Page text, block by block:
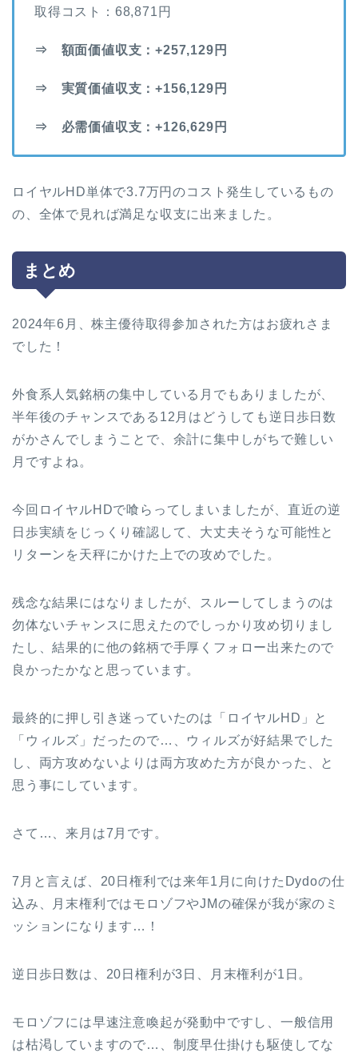
取得コスト：68,871円
⇒ 額面価値収支：+257,129円
⇒ 実質価値収支：+156,129円
⇒ 必需価値収支：+126,629円
ロイヤルHD単体で3.7万円のコスト発生しているもの
の、全体で見れば満足な収支に出来ました。
まとめ
2024年6月、株主優待取得参加された方はお疲れさま
でした！
外食系人気銘柄の集中している月でもありましたが、
半年後のチャンスである12月はどうしても逆日歩日数
がかさんでしまうことで、余計に集中しがちで難しい
月ですよね。
今回ロイヤルHDで喰らってしまいましたが、直近の逆
日歩実績をじっくり確認して、大丈夫そうな可能性と
リターンを天秤にかけた上での攻めでした。
残念な結果にはなりましたが、スルーしてしまうのは
勿体ないチャンスに思えたのでしっかり攻め切りまし
たし、結果的に他の銘柄で手厚くフォロー出来たので
良かったかなと思っています。
最終的に押し引き迷っていたのは「ロイヤルHD」と
「ウィルズ」だったので…、ウィルズが好結果でした
し、両方攻めないよりは両方攻めた方が良かった、と
思う事にしています。
さて…、来月は7月です。
7月と言えば、20日権利では来年1月に向けたDydoの仕
込み、月末権利ではモロゾフやJMの確保が我が家のミ
ッションになります…！
逆日歩日数は、20日権利が3日、月末権利が1日。
モロゾフには早速注意喚起が発動中ですし、一般信用
は枯渇していますので…、制度早仕掛けも駆使してな